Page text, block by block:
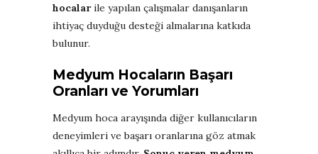
hocalarile yapılan çalışmalar danışanların
ihtiyaç duyduğu desteği almalarına katkıda
bulunur.
Medyum Hocaların Başarı
Oranları ve Yorumları
Medyum hoca arayışında diğer kullanıcıların
deneyimleri ve başarı oranlarına göz atmak